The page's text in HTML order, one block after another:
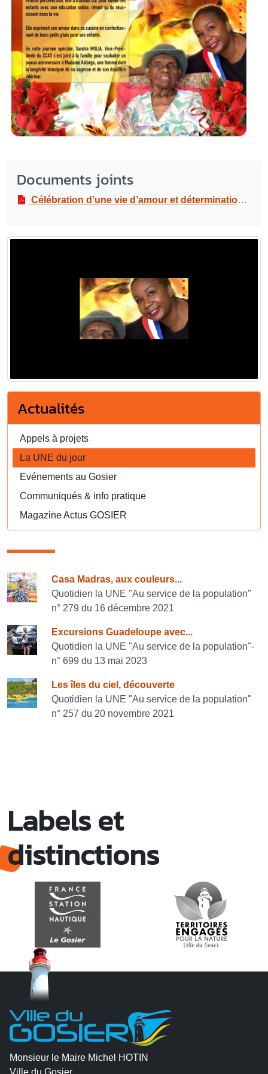
Documents joints
Célébration d’une vie d’amour et détermination hommage à Madame Atroga, centenaire inspirante
Actualités
Appels à projets
La UNE du jour
Evénements au Gosier
Communiqués & info pratique
Magazine Actus GOSIER
Consulter également
Casa Madras, aux couleurs...
Quotidien la UNE "Au service de la population"
n° 279 du 16 décembre 2021
Excursions Guadeloupe avec...
Quotidien la UNE "Au service de la population"-
n° 699 du 13 mai 2023
Les îles du ciel, découverte
Quotidien la UNE "Au service de la population"
n° 257 du 20 novembre 2021
Labels et
distinctions
Monsieur le Maire Michel HOTIN
Ville du Gosier